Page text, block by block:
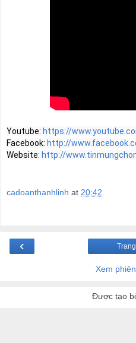
Youtube: https://
Facebook: http://
Website: http://
cadoanthanhlinh at 20:42
‹
Xem
Được tạo